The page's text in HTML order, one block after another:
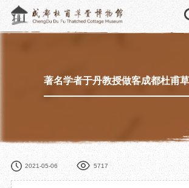
活动 “人日游草堂”系列文化活动
著名学者于丹教授做客成都杜甫
2021-05-06 5717